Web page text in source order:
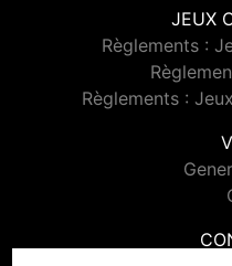
JEUX
Règlements :
Règlements :